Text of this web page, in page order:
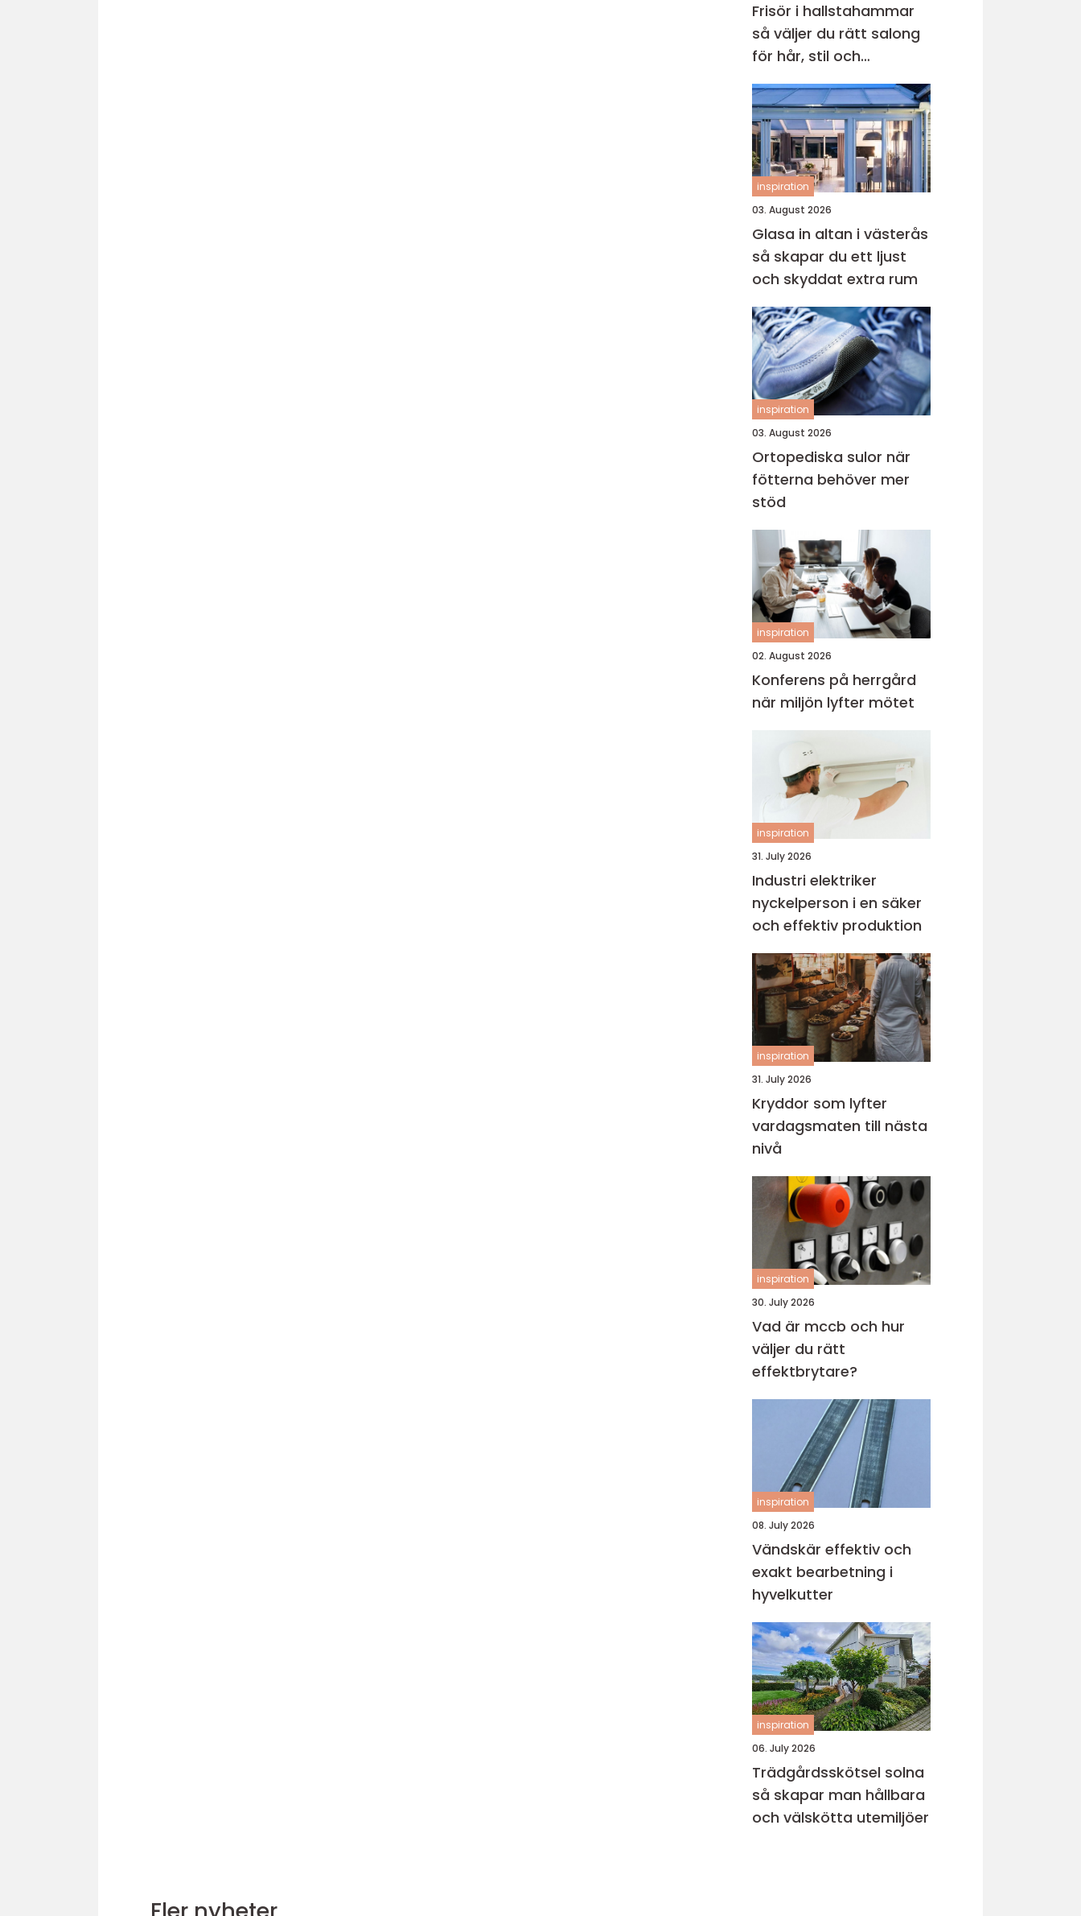
Frisör i hallstahammar
så väljer du rätt salong
för hår, stil och
välmående
inspiration
03. August 2026
Glasa in altan i västerås
så skapar du ett ljust
och skyddat extra rum
inspiration
03. August 2026
Ortopediska sulor när
fötterna behöver mer
stöd
inspiration
02. August 2026
Konferens på herrgård
när miljön lyfter mötet
inspiration
31. July 2026
Industri elektriker
nyckelperson i en säker
och effektiv produktion
inspiration
31. July 2026
Kryddor som lyfter
vardagsmaten till nästa
nivå
inspiration
30. July 2026
Vad är mccb och hur
väljer du rätt
effektbrytare?
inspiration
08. July 2026
Vändskär effektiv och
exakt bearbetning i
hyvelkutter
inspiration
06. July 2026
Trädgårdsskötsel solna
så skapar man hållbara
och välskötta utemiljöer